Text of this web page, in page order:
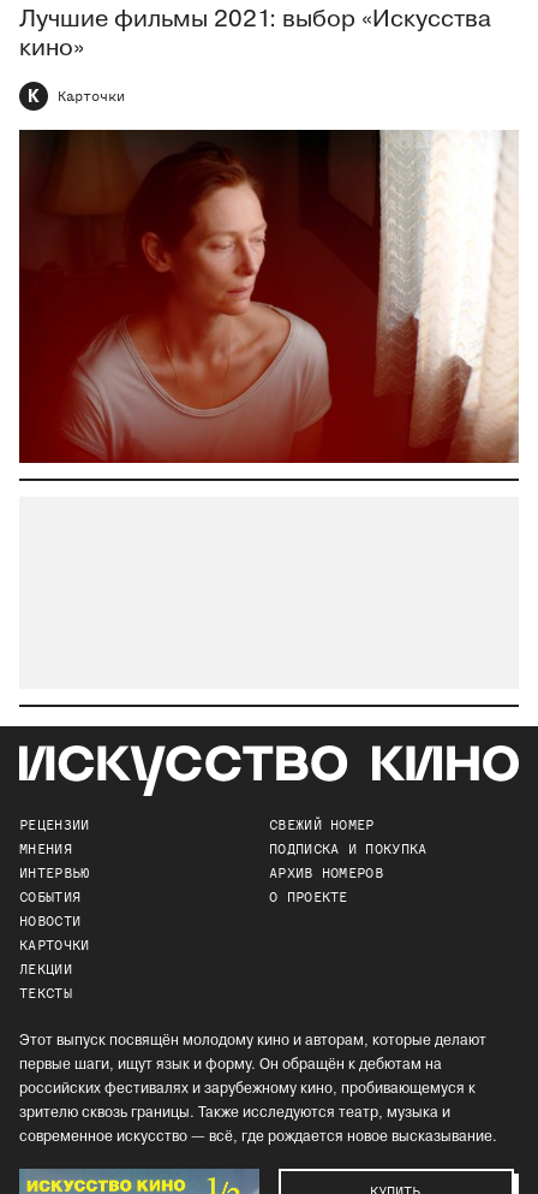
Лучшие фильмы 2021: выбор «Искусства
кино»
К Карточки
РЕЦЕНЗИИ
МНЕНИЯ
ИНТЕРВЬЮ
СОБЫТИЯ
НОВОСТИ
КАРТОЧКИ
ЛЕКЦИИ
ТЕКСТЫ
СВЕЖИЙ НОМЕР
ПОДПИСКА И ПОКУПКА
АРХИВ НОМЕРОВ
О ПРОЕКТЕ
Этот выпуск посвящён молодому кино и авторам, которые делают
первые шаги, ищут язык и форму. Он обращён к дебютам на
российских фестивалях и зарубежному кино, пробивающемуся к
зрителю сквозь границы. Также исследуются театр, музыка и
современное искусство — всё, где рождается новое высказывание.